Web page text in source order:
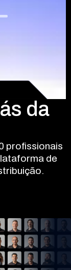
da
profissionais
de